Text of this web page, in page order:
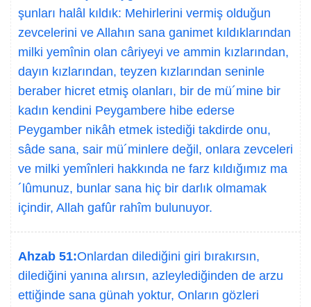
şunları halâl kıldık: Mehirlerini vermiş olduğun
zevcelerini ve Allahın sana ganimet kıldıklarından
milki yemînin olan câriyeyi ve ammin kızlarından,
dayın kızlarından, teyzen kızlarından seninle
beraber hicret etmiş olanları, bir de mü´mine bir
kadın kendini Peygambere hibe ederse
Peygamber nikâh etmek istediği takdirde onu,
sâde sana, sair mü´minlere değil, onlara zevceleri
ve milki yemînleri hakkında ne farz kıldığımız ma
´lûmunuz, bunlar sana hiç bir darlık olmamak
içindir, Allah gafûr rahîm bulunuyor.
Ahzab 51:Onlardan dilediğini giri bırakırsın,
dilediğini yanına alırsın, azleylediğinden de arzu
ettiğinde sana günah yoktur, Onların gözleri